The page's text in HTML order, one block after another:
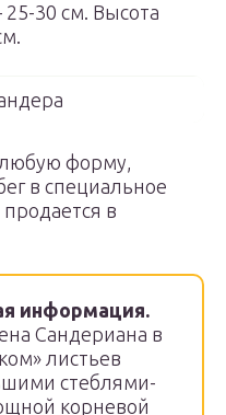
30 см. Высота
форму,
в специальное
в
информация.
Сандериана в
листьев
стеблями-
корневой